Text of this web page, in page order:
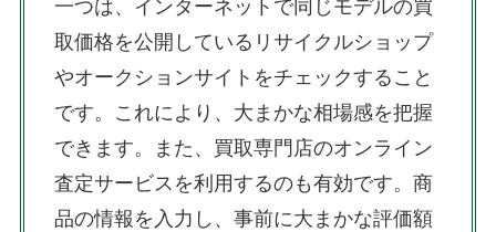
一つは、インターネットで同じモデルの買
取価格を公開しているリサイクルショップ
やオークションサイトをチェックすること
です。これにより、大まかな相場感を把握
できます。また、買取専門店のオンライン
査定サービスを利用するのも有効です。商
品の情報を入力し、事前に大まかな評価額